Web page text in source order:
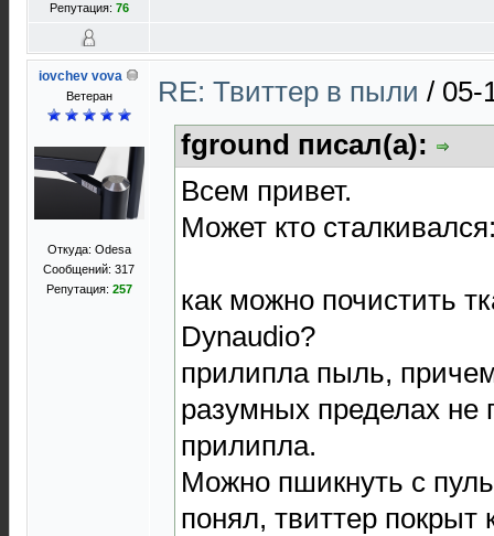
Репутация: 76
iovchev vova
Ветеран
Откуда: Odesa
Сообщений: 317
Репутация: 257
RE: Твиттер в пыли / 05-
fground писал(а):
Всем привет.
Может кто
как можно почистить
Dynaudio?
прилипла пыль,
разумных пределах не
прилипла.
Можно пшикнуть с
понял, твиттер